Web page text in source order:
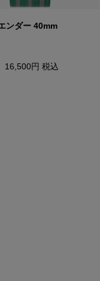
ンダー 40mm
16,500円 税込